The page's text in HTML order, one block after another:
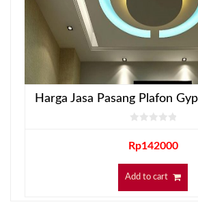
Harga Jasa Pasang Plafon
Rp142000
Add to cart